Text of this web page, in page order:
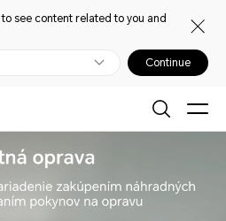
see content related to you and
Continue